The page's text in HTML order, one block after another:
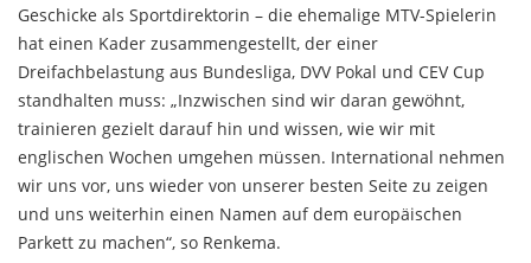
Geschicke als Sportdirektorin – die ehemalige MTV-Spielerin
hat einen Kader zusammengestellt, der einer
Dreifachbelastung aus Bundesliga, DVV Pokal und CEV Cup
standhalten muss: „Inzwischen sind wir daran gewöhnt,
trainieren gezielt darauf hin und wissen, wie wir mit
englischen Wochen umgehen müssen. International nehmen
wir uns vor, uns wieder von unserer besten Seite zu zeigen
und uns weiterhin einen Namen auf dem europäischen
Parkett zu machen“, so Renkema.